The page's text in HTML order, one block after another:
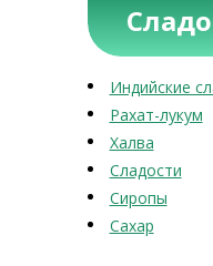
Индийские
Рахат-лукум
Халва
Сладости
Сиропы
Сахар